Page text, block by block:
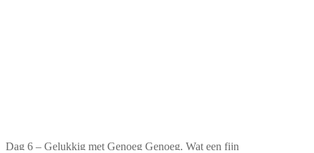
Dag 6 – Gelukkig met Genoeg Genoeg. Wat een fijn